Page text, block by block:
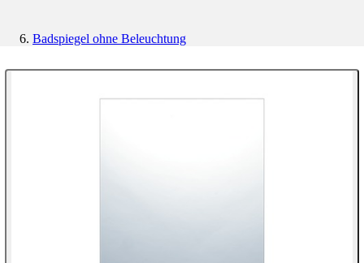
Badspiegel ohne Beleuchtung